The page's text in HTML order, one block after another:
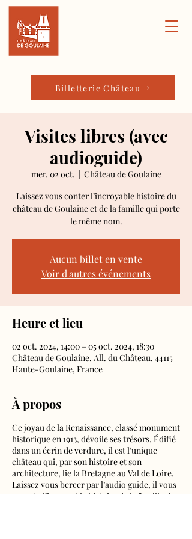
Billetterie Château
Visites libres (avec
audioguide)
mer. 02 oct.
  |
Château de Goulaine
Laissez vous conter l’incroyable histoire du
château de Goulaine et de la famille qui porte
le même nom.
Aucun billet en vente
Voir d'autres événements
Heure et lieu
02 oct. 2024, 14:00 – 05 oct. 2024, 18:30
Château de Goulaine, All. du Château, 44115
Haute-Goulaine, France
À propos
Ce joyau de la Renaissance, classé monument
historique en 1913, dévoile ses trésors. Édifié
dans un écrin de verdure, il est l’unique
château qui, par son histoire et son
architecture, lie la Bretagne au Val de Loire.
Laissez vous bercer par l’audio guide, il vous
raconte l’incroyable histoire de la famille de